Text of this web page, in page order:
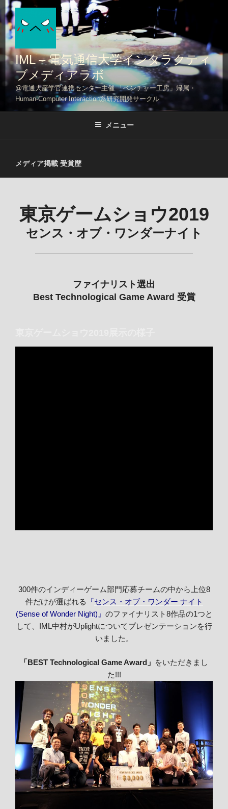
コ
ン
ツ
ス
IML – 電気通信大学インタラクティ
ブメディアラボ
@電通大産学官連携センター主催 「ベンチャー工房」帰属・
Human-Computer Interaction系研究開発サークル
メニュー
メディア掲載 受賞歴
東京ゲームショウ2019
センス・オブ・ワンダーナイト
ファイナリスト選出
Best Technological Game Award 受賞
300件のインディーゲーム部門応募チームの中から上位8
件だけが選ばれる 『センス・オブ・ワンダー ナイト
(Sense of Wonder Night) 』 のファイナリスト8作品の1つと
して、IML中村がUplightについてプレゼンテーションを行
いました。
「BEST Technological Game Award」 をいただきまし
た!!!